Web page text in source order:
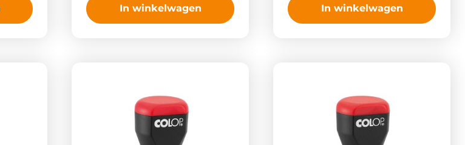
In winkelwagen In winkelwagen